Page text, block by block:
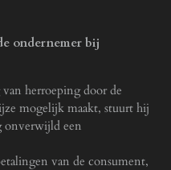
ondernemer bij
herroeping door de
mogelijk maakt, stuurt hij
onverwijld een
van de consument,